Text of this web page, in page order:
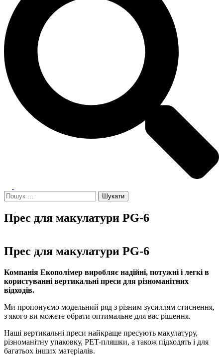
menu
Пошук:
Прес для макулатури PG-6
Прес для макулатури PG-6
Компанія Екополімер виробляє надійні, потужні і легкі в
користуванні вертикальні преси для різноманітних
відходів.
Ми пропонуємо модельний ряд з різним зусиллям стиснення,
з якого ви можете обрати оптимальне для вас рішення.
Наші вертикальні преси найкраще пресують макулатуру,
різноманітну упаковку, PET-пляшки, а також підходять і для
багатьох інших матеріалів.